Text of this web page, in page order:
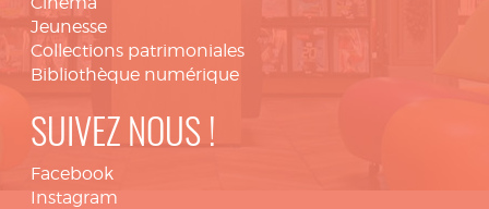
Jeunesse
Collections patrimoniales
Bibliothèque numérique
SUIVEZ NOUS !
Facebook
Instagram